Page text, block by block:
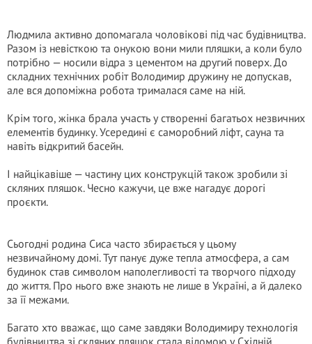
Людмила активно допомагала чоловікові під час будівництва.
Разом із невісткою та онукою вони мили пляшки, а коли було
потрібно — носили відра з цементом на другий поверх. До
складних технічних робіт Володимир дружину не допускав,
але вся допоміжна робота трималася саме на ній.
Крім того, жінка брала участь у створенні багатьох незвичних
елементів будинку. Усередині є саморобний ліфт, сауна та
навіть відкритий басейн.
І найцікавіше — частину цих конструкцій також зробили зі
скляних пляшок. Чесно кажучи, це вже нагадує дорогі
проєкти.
Сьогодні родина Сиса часто збирається у цьому
незвичайному домі. Тут панує дуже тепла атмосфера, а сам
будинок став символом наполегливості та творчого підходу
до життя. Про нього вже знають не лише в Україні, а й далеко
за її межами.
Багато хто вважає, що саме завдяки Володимиру технологія
будівництва зі скляних пляшок стала відомою у Східній